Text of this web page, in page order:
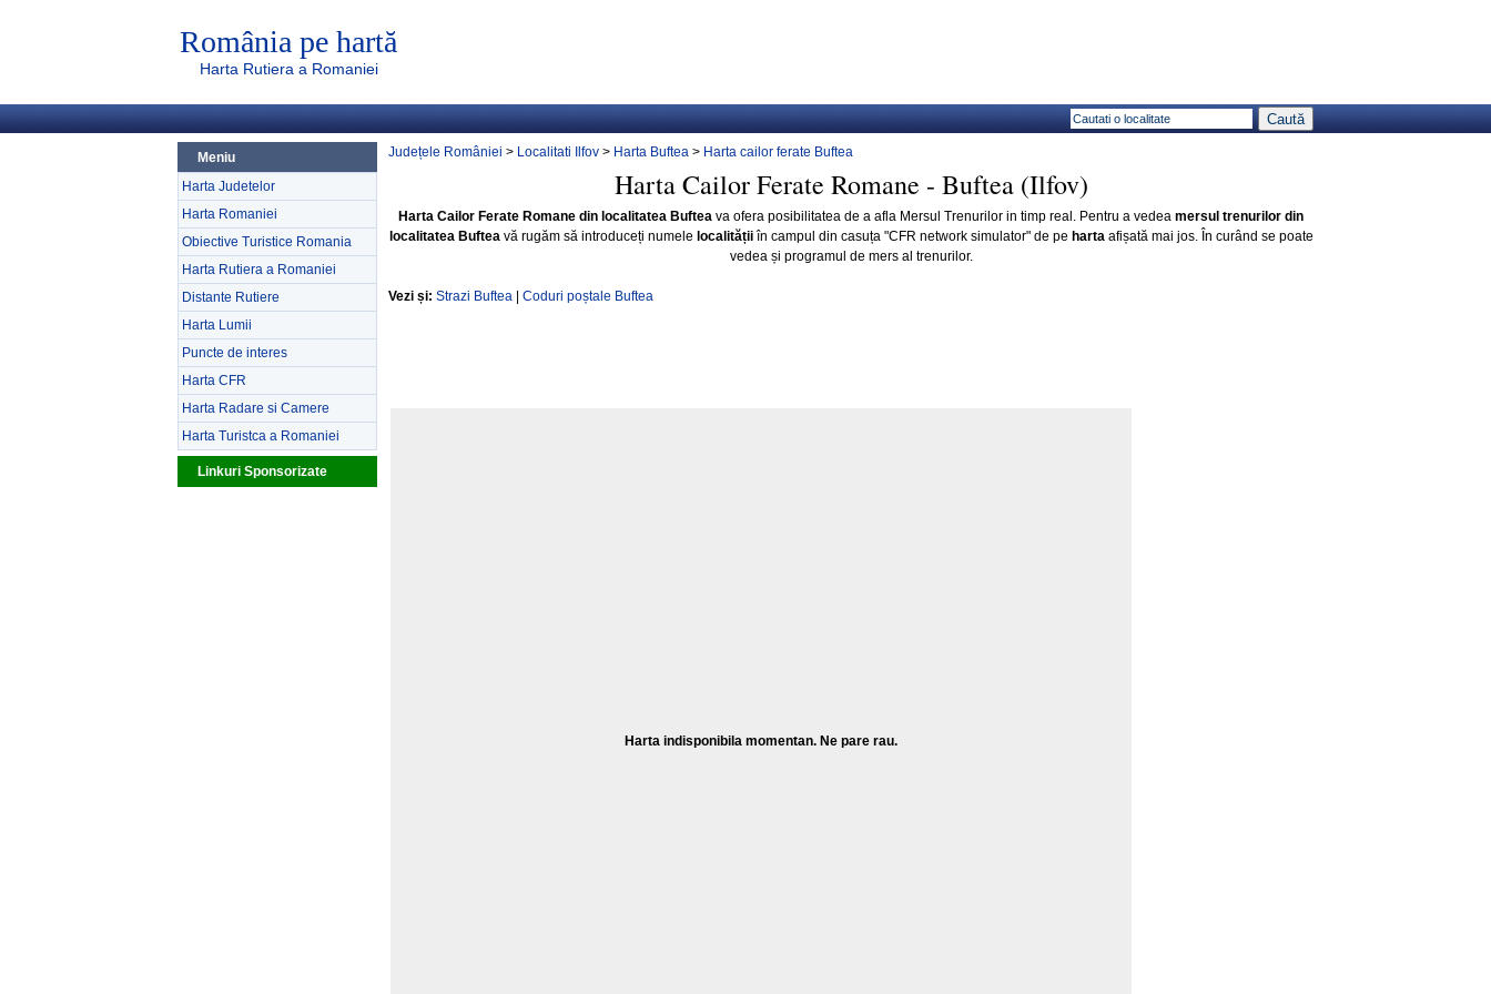
România pe hartă
Harta Rutiera a Romaniei
Meniu
Harta Judetelor
Harta Romaniei
Obiective Turistice Romania
Harta Rutiera a Romaniei
Distante Rutiere
Harta Lumii
Puncte de interes
Harta CFR
Harta Radare si Camere
Harta Turistca a Romaniei
Linkuri Sponsorizate
Județele României > Localitati Ilfov > Harta Buftea > Harta cailor ferate Buftea
Harta Cailor Ferate Romane - Buftea (Ilfov)
Harta Cailor Ferate Romane din localitatea Buftea va ofera posibilitatea de a afla Mersul Trenurilor in timp real. Pentru a vedea mersul trenurilor din
localitatea Bufteavă rugăm să introduceți numele localitățiiîn campul din casuța "CFR network simulator" de pe hartaafișată mai jos. În curând se poate
vedea și programul de mers al trenurilor.
Vezi și: Strazi Buftea Coduri poștale Buftea
Harta indisponibila momentan. Ne pare rau.